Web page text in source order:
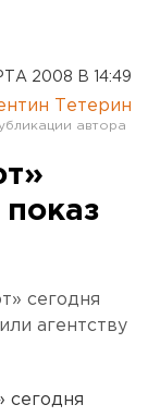
2008 В 14:49
Тетерин
показ
сегодня
агентству
сегодня